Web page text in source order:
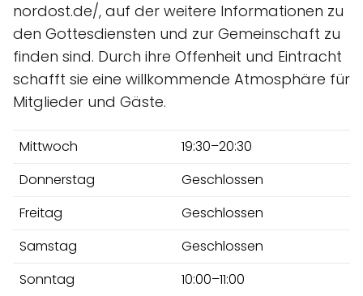
nordost.de/, auf der weitere Informationen zu
den Gottesdiensten und zur Gemeinschaft zu
finden sind. Durch ihre Offenheit und Eintracht
schafft sie eine willkommende Atmosphäre für
Mitglieder und Gäste.
Mittwoch
19:30–20:30
Donnerstag
Geschlossen
Freitag
Geschlossen
Samstag
Geschlossen
Sonntag
10:00–11:00